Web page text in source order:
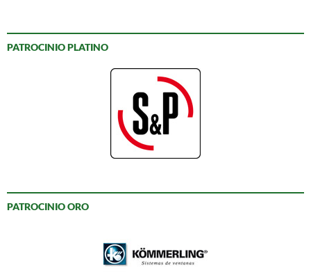
PATROCINIO PLATINO
PATROCINIO ORO